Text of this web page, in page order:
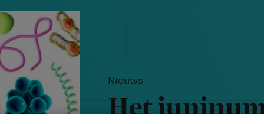
Nieuws
Het